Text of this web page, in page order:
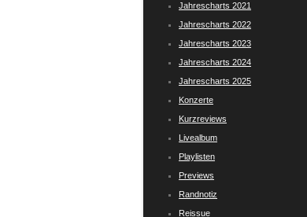
Jahrescharts 2021
Jahrescharts 2022
Jahrescharts 2023
Jahrescharts 2024
Jahrescharts 2025
Konzerte
Kurzreviews
Livealbum
Playlisten
Previews
Randnotiz
Reissue